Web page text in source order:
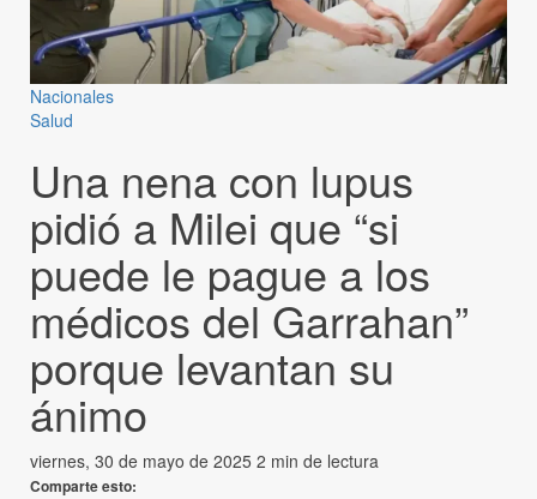
Nacionales
Salud
Una nena con lupus
pidió a Milei que “si
puede le pague a los
médicos del Garrahan”
porque levantan su
ánimo
viernes, 30 de mayo de 2025 2 min de lectura
Comparte esto: